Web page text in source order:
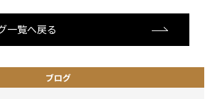
一覧へ戻る
ブログ